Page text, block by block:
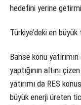
hedefini yerine
Türkiye’deki en
Bahse konu
yaptığının altını
yatırımı da RES
büyük enerji üreten